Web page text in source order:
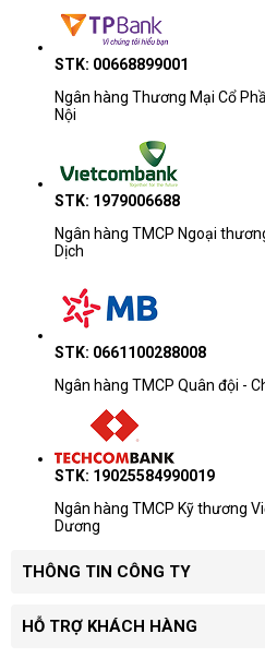
STK: 00668899001
Ngân hàng Thương Mại Cổ
Nội
STK: 1979006688
Ngân hàng TMCP Ngoại
Dịch
STK: 0661100288008
Ngân hàng TMCP Quân đội -
STK: 19025584990019
Ngân hàng TMCP Kỹ thương
Dương
THÔNG TIN CÔNG TY
HỖ TRỢ KHÁCH HÀNG